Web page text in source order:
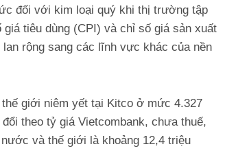
đối với kim loại quý khi thị trường tập
tiêu dùng (CPI) và chỉ số giá sản xuất
rộng sang các lĩnh vực khác của nền
giới niêm yết tại Kitco ở mức 4.327
theo tỷ giá Vietcombank, chưa thuế,
và thế giới là khoảng 12,4 triệu